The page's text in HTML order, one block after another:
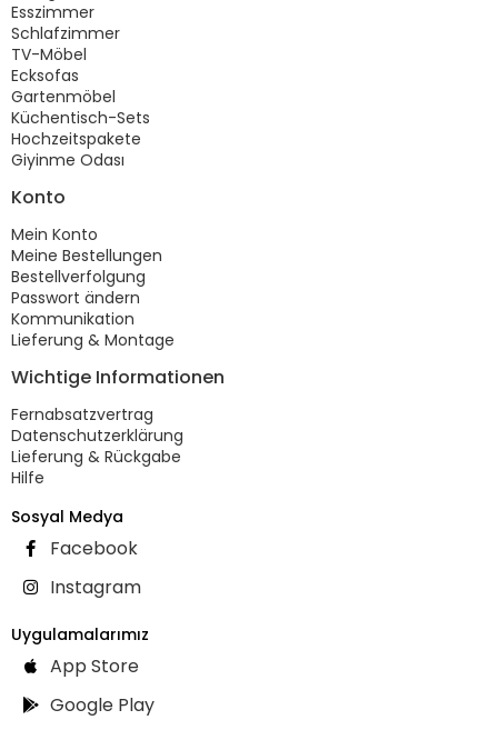
Esszimmer
Schlafzimmer
TV-Möbel
Ecksofas
Gartenmöbel
Küchentisch-Sets
Hochzeitspakete
Giyinme Odası
Konto
Mein Konto
Meine Bestellungen
Bestellverfolgung
Passwort ändern
Kommunikation
Lieferung & Montage
Wichtige Informationen
Fernabsatzvertrag
Datenschutzerklärung
Lieferung & Rückgabe
Hilfe
Sosyal Medya
Facebook
Instagram
Uygulamalarımız
App Store
Google Play